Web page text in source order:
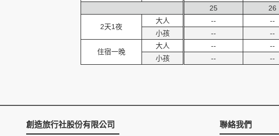
2天1夜
大人
小孩
住宿一晚
大人
小孩
25
--
--
--
--
26
--
--
--
--
創造旅行社股份有限公司 聯絡我們